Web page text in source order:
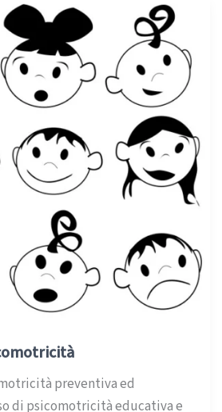
preventiva ed
di psicomotricità educativa e